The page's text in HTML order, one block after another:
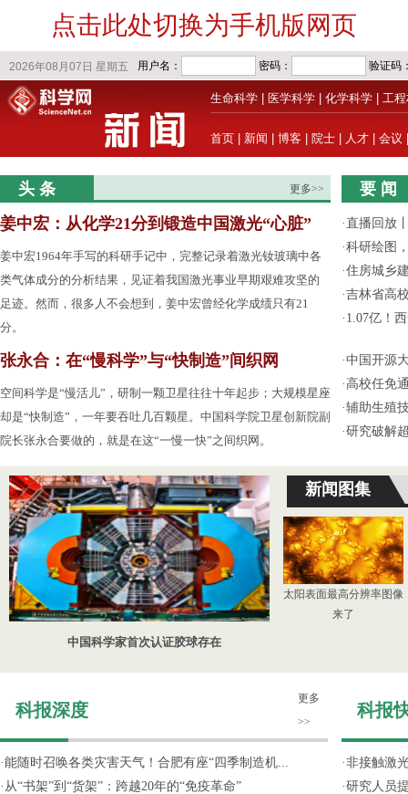
点击此处切换为手机版网页
生命科学 医学科学 化学科学 工
首页 新闻 博客 院士 人才 会议
头 条 更多>>
姜中宏：从化学21分到锻造中国激光“心脏”
姜中宏1964年手写的科研手记中，完整记录着激光钕玻璃中各
类气体成分的分析结果，见证着我国激光事业早期艰难攻坚的
足迹。然而，很多人不会想到，姜中宏曾经化学成绩只有21
分。
张永合：在“慢科学”与“快制造”间织网
空间科学是“慢活儿”，研制一颗卫星往往十年起步；大规模星座
却是“快制造”，一年要吞吐几百颗星。中国科学院卫星创新院副
院长张永合要做的，就是在这“一慢一快”之间织网。
要 闻
·直播回放
·科研绘图
·住房城乡
·吉林省高
· 1.07亿！
·中国开源
· 高校任免
·辅助生殖
·研究破解
中国科学家首次认证胶球存在
新闻图集
太阳表面最高分辨率图像
来了
科报深度
更多
>>
·能随时召唤各类灾害天气！合肥有座“四季制造机...
· 从“书架”到“货架”：跨越20年的“免疫革命”
科报
·非接触激
·研究人员